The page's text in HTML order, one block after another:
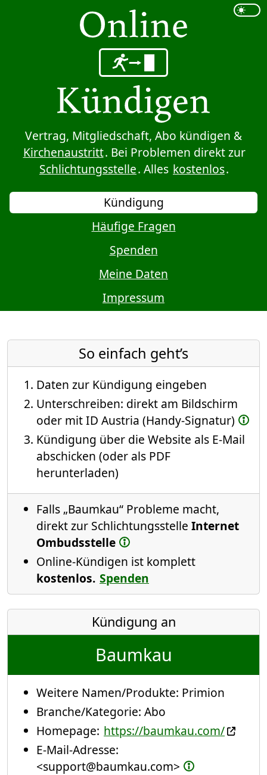
Sprung zum Inhalt
Vertrag, Mitgliedschaft, Abo kündigen &
Kirchenaustritt. Bei Problemen direkt zur
Schlichtungsstelle. Alles kostenlos.
Kündigung
Häufige Fragen
Spenden
Meine Daten
Impressum
So einfach geht’s
Daten zur Kündigung eingeben
Unterschreiben: direkt am Bildschirm
oder mit ID Austria (Handy-Signatur)
Kündigung über die Website als E-Mail
abschicken (oder als PDF
herunterladen)
Falls „Baumkau“ Probleme macht,
direkt zur Schlichtungsstelle Internet
Ombudsstelle
Online-Kündigen ist komplett
kostenlos. Spenden
Kündigung an
Baumkau
Weitere Namen/Produkte: Primion
Branche/Kategorie: Abo
Homepage: https://baumkau.com/
E-Mail-Adresse:
<support@baumkau.com>